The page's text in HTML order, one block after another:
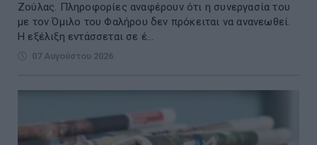
Ζούλας. Πληροφορίες αναφέρουν ότι η συνεργασία του
με τον Όμιλο του Φαλήρου δεν πρόκειται να ανανεωθεί.
Η εξέλιξη εντάσσεται σε έ...
07 Αυγούστου 2026